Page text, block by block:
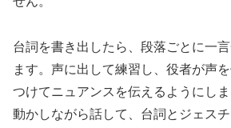
台詞を書き出したら、段落ごとに一
ます。声に出して練習し、役者が声
つけてニュアンスを伝えるようにし
動かしながら話して、台詞とジェス